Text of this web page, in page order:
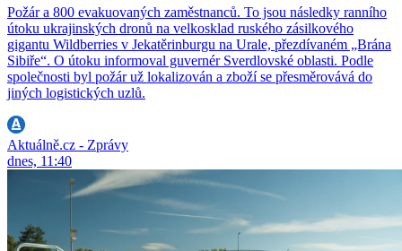
Požár a 800 evakuovaných zaměstnanců. To jsou následky ranního
útoku ukrajinských dronů na velkosklad ruského zásilkového
gigantu Wildberries v Jekatěrinburgu na Urale, přezdívaném „Brána
Sibiře“. O útoku informoval guvernér Sverdlovské oblasti. Podle
společnosti byl požár už lokalizován a zboží se přesměrovává do
jiných logistických uzlů.
Aktuálně.cz - Zprávy
dnes, 11:40